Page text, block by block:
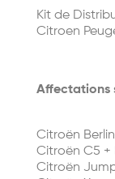
Kit de
Citroen
Affectations
Citroën
Citroën C5 +
Citroën